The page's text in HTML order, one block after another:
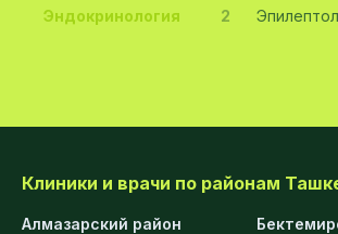
Эндокринология 2
Клиники и врачи по районам
Алмазарский район